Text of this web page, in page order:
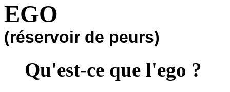
EGO
(réservoir de peurs)
Qu'est-ce que l'ego ?